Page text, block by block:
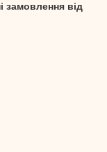
замовлення від